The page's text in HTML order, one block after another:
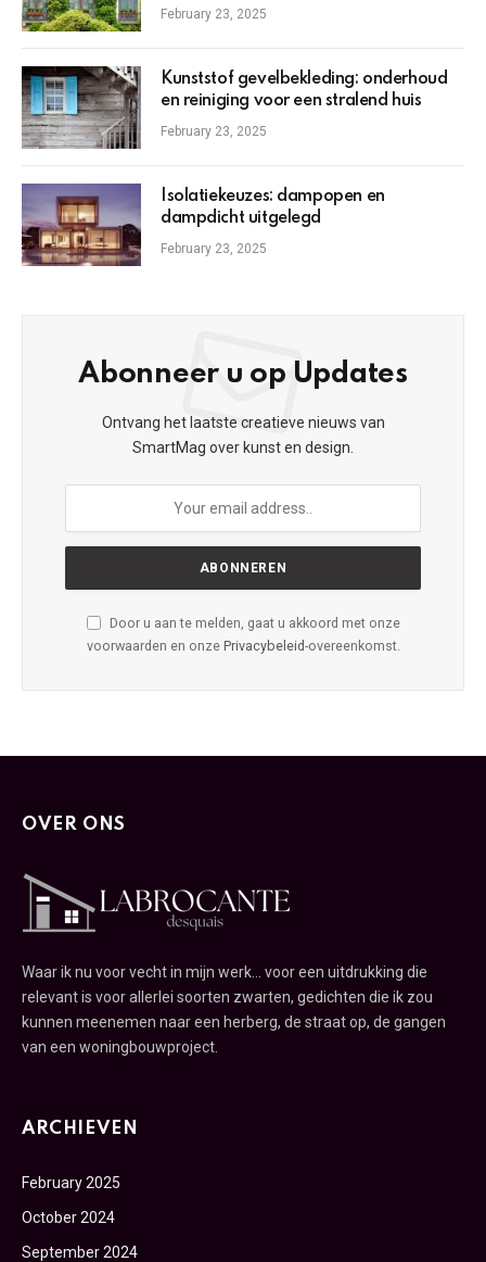
February 23, 2025
Kunststof gevelbekleding: onderhoud
en reiniging voor een stralend huis
February 23, 2025
Isolatiekeuzes: dampopen en
dampdicht uitgelegd
February 23, 2025
Abonneer u op Updates
Ontvang het laatste creatieve nieuws van
SmartMag over kunst en design.
Door u aan te melden, gaat u akkoord met onze
voorwaarden en onze Privacybeleid-overeenkomst.
OVER ONS
Waar ik nu voor vecht in mijn werk... voor een uitdrukking die
relevant is voor allerlei soorten zwarten, gedichten die ik zou
kunnen meenemen naar een herberg, de straat op, de gangen
van een woningbouwproject.
ARCHIEVEN
February 2025
October 2024
September 2024